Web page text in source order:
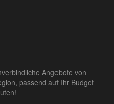
und Müll ist
helfen dabei, das
die Öffentlichkeit zu
Angebote von
passend auf Ihr Budget